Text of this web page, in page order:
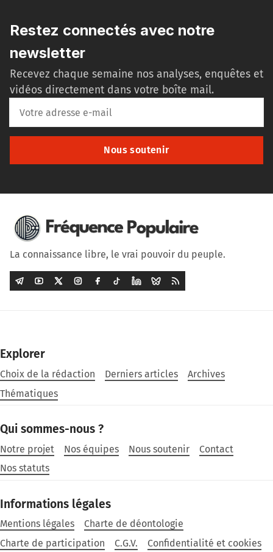
Restez connectés avec notre
newsletter
Recevez chaque semaine nos analyses, enquêtes et
vidéos directement dans votre boîte mail.
Nous soutenir
La connaissance libre, le vrai pouvoir du peuple.
Explorer
Choix de la rédaction Derniers articles
Archives
Thématiques
Qui sommes-nous ?
Notre projet Nos équipes Nous soutenir
Contact
Nos statuts
Informations légales
Mentions légales
Charte de déontologie
Charte de participation
C.G.V. Confidentialité et cookies